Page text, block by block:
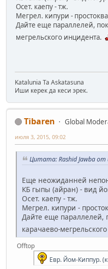
Осет. каепу - тж.
Мегрел. кипури -
Дайте еще параллелей,
мегрельского инцидента.
Katalunia Ta Askatasuna
Иши керек да кеси эрек.
Tibaren
Global
июля 3, 2015, 09:02
Цитата: Rashid Jawba
Еще неожиданней
КБ гыпы (айран) - вид
Осет. каепу - тж.
Мегрел. кипури -
Дайте еще параллелей,
карачаево-
Offtop
Евр. Йом-Киппур.